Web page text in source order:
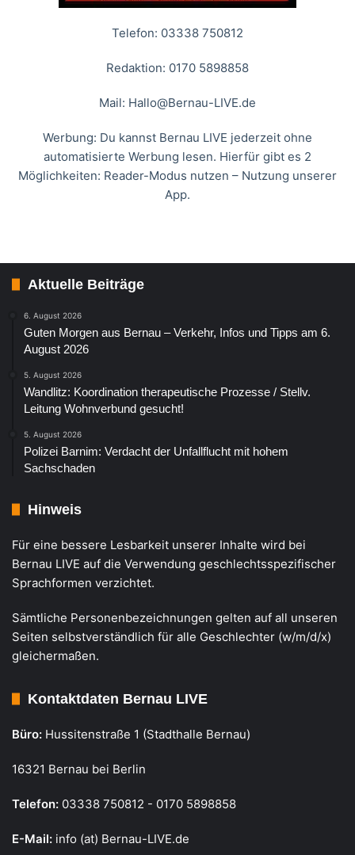
Telefon: 03338 750812
Redaktion: 0170 5898858
Mail: Hallo@Bernau-LIVE.de
Werbung: Du kannst Bernau LIVE jederzeit ohne
automatisierte Werbung lesen. Hierfür gibt es 2
Möglichkeiten: Reader-Modus nutzen – Nutzung unserer
App.
Aktuelle Beiträge
6. August 2026
Guten Morgen aus Bernau – Verkehr, Infos und Tipps am 6.
August 2026
5. August 2026
Wandlitz: Koordination therapeutische Prozesse / Stellv.
Leitung Wohnverbund gesucht!
5. August 2026
Polizei Barnim: Verdacht der Unfallflucht mit hohem
Sachschaden
Hinweis
Für eine bessere Lesbarkeit unserer Inhalte wird bei
Bernau LIVE auf die Verwendung geschlechtsspezifischer
Sprachformen verzichtet.
Sämtliche Personenbezeichnungen gelten auf all unseren
Seiten selbstverständlich für alle Geschlechter (w/m/d/x)
gleichermaßen.
Kontaktdaten Bernau LIVE
Büro: Hussitenstraße 1 (Stadthalle Bernau)
16321 Bernau bei Berlin
Telefon: 03338 750812 - 0170 5898858
E-Mail: info (at) Bernau-LIVE.de